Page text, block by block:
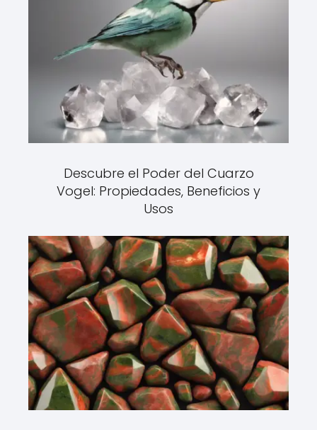
Descubre el Poder del Cuarzo
Vogel: Propiedades, Beneficios y
Usos